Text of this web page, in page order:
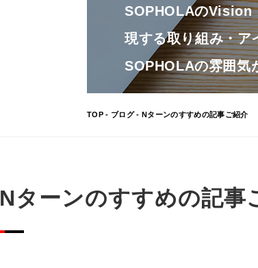
SOPHOLAのVision
現する取り組み・ア
SOPHOLAの雰囲気
TOP - ブログ- Nターンのすすめの記事ご紹介
Nターンのすすめの記事